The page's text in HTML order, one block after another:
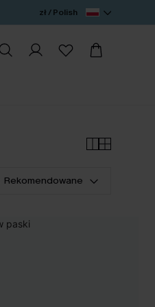
zł / Polish
Rekomendowane